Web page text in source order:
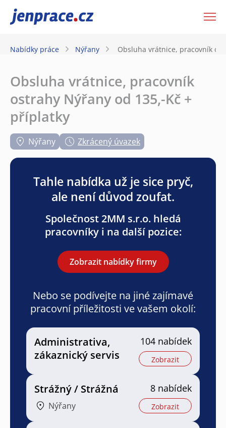
JenPráce.cz
Nabídky práce Nýřany Obsluha vrátnice, pracovník
Obsluha vrátnice, pracovník
ostrahy Nýřany od 135,-Kč +
příplatky
Nýřany Zkrácený úvazek
Tahle nabídka už je sice pryč,
ale není důvod zoufat.
Společnost 2MM s.r.o. hledá
pracovníky i na další pozice:
Zobrazit nabídky firmy
Nebo se podívejte na jiné zajímavé
pracovní příležitosti ve vašem okolí:
Administrativa,
zákaznický servis
104 nabídek
Zobrazit
Strážný / Strážná
Nýřany
8 nabídek
Zobrazit